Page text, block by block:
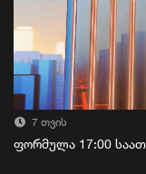
7 თვის
ფორმულა 17:00